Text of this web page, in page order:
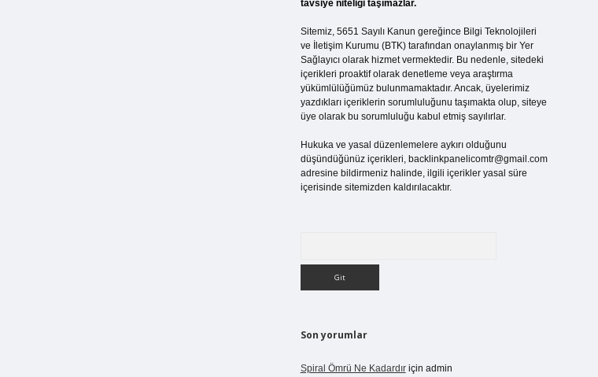
tavsiye niteliği taşımazlar.
Sitemiz, 5651 Sayılı Kanun gereğince Bilgi Teknolojileri
ve İletişim Kurumu (BTK) tarafından onaylanmış bir Yer
Sağlayıcı olarak hizmet vermektedir. Bu nedenle, sitedeki
içerikleri proaktif olarak denetleme veya araştırma
yükümlülüğümüz bulunmamaktadır. Ancak, üyelerimiz
yazdıkları içeriklerin sorumluluğunu taşımakta olup, siteye
üye olarak bu sorumluluğu kabul etmiş sayılırlar.
Hukuka ve yasal düzenlemelere aykırı olduğunu
düşündüğünüz içerikleri, backlinkpanelicomtr@gmail.com
adresine bildirmeniz halinde, ilgili içerikler yasal süre
içerisinde sitemizden kaldırılacaktır.
Son yorumlar
Spiral Ömrü Ne Kadardıriçin admin